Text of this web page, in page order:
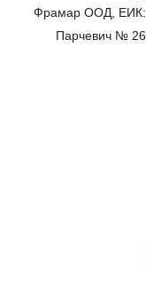
Фрамар ООД, ЕИК:
Парчевич №